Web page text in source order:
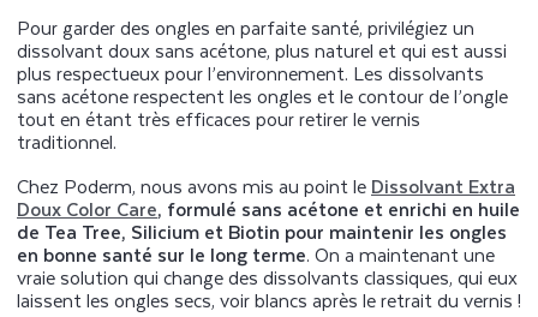
Pour garder des ongles en parfaite santé, privilégiez un
dissolvant doux sans acétone, plus naturel et qui est aussi
plus respectueux pour l’environnement. Les dissolvants
sans acétone respectent les ongles et le contour de l’ongle
tout en étant très efficaces pour retirer le vernis
traditionnel.
Chez Poderm, nous avons mis au point le Dissolvant Extra
Doux Color Care, formulé sans acétone et enrichi en huile
de Tea Tree, Silicium et Biotin pour maintenir les ongles
en bonne santé sur le long terme. On a maintenant une
vraie solution qui change des dissolvants classiques, qui eux
laissent les ongles secs, voir blancs après le retrait du vernis !